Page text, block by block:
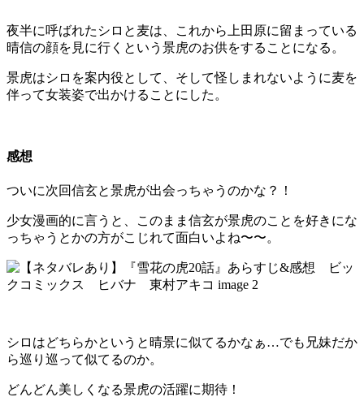
夜半に呼ばれたシロと麦は、これから上田原に留まっている
晴信の顔を見に行くという景虎のお供をすることになる。
景虎はシロを案内役として、そして怪しまれないように麦を
伴って女装姿で出かけることにした。
感想
ついに次回信玄と景虎が出会っちゃうのかな？！
少女漫画的に言うと、このまま信玄が景虎のことを好きにな
っちゃうとかの方がこじれて面白いよね〜〜。
シロはどちらかというと晴景に似てるかなぁ…でも兄妹だか
ら巡り巡って似てるのか。
どんどん美しくなる景虎の活躍に期待！